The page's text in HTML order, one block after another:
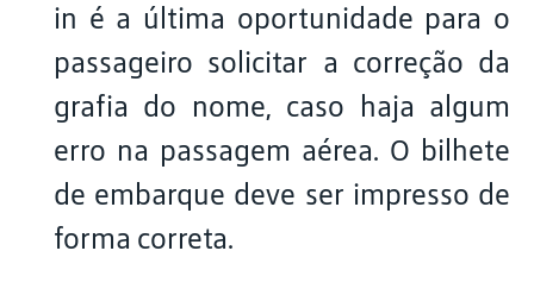
in é a última oportunidade para o
passageiro solicitar a correção da
grafia do nome, caso haja algum
erro na passagem aérea. O bilhete
de embarque deve ser impresso de
forma correta.